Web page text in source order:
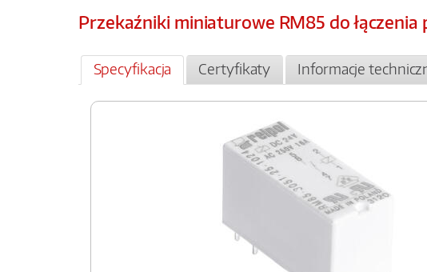
Przekaźniki miniaturowe RM85 do
Specyfikacja Certyfikaty Informacje